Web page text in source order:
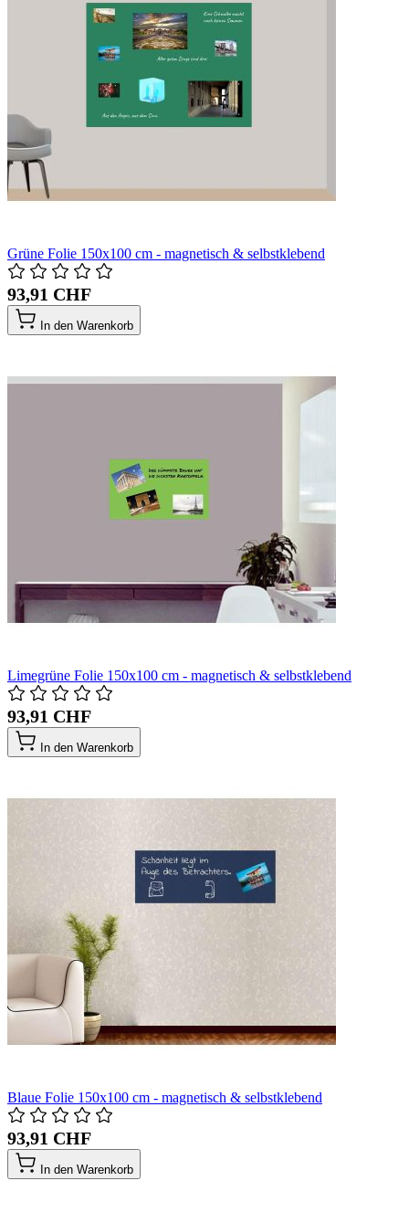
Grüne Folie 150x100 cm - magnetisch & selbstklebend
93,91 CHF
In den Warenkorb
Limegrüne Folie 150x100 cm - magnetisch & selbstklebend
93,91 CHF
In den Warenkorb
Blaue Folie 150x100 cm - magnetisch & selbstklebend
93,91 CHF
In den Warenkorb